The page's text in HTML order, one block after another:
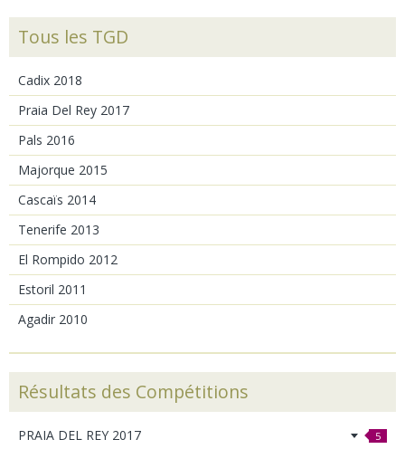
Tous les TGD
Cadix 2018
Praia Del Rey 2017
Pals 2016
Majorque 2015
Cascaïs 2014
Tenerife 2013
El Rompido 2012
Estoril 2011
Agadir 2010
Résultats des Compétitions
PRAIA DEL REY 2017 5